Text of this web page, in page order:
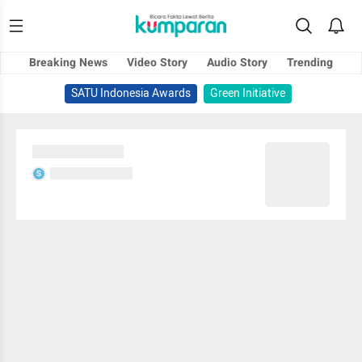
Breaking News Video Story Audio Story
Trending
SATU Indonesia Awards
Green Initiative
S